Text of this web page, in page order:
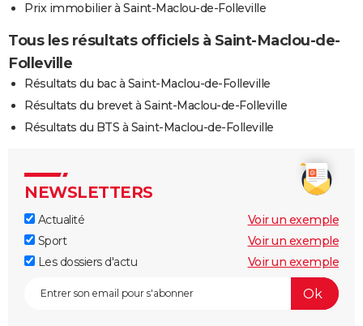
Prix immobilier à Saint-Maclou-de-Folleville
Tous les résultats officiels à Saint-Maclou-de-
Folleville
Résultats du bac à Saint-Maclou-de-Folleville
Résultats du brevet à Saint-Maclou-de-Folleville
Résultats du BTS à Saint-Maclou-de-Folleville
NEWSLETTERS
Actualité
Voir un exemple
Sport
Voir un exemple
Les dossiers d'actu
Voir un exemple